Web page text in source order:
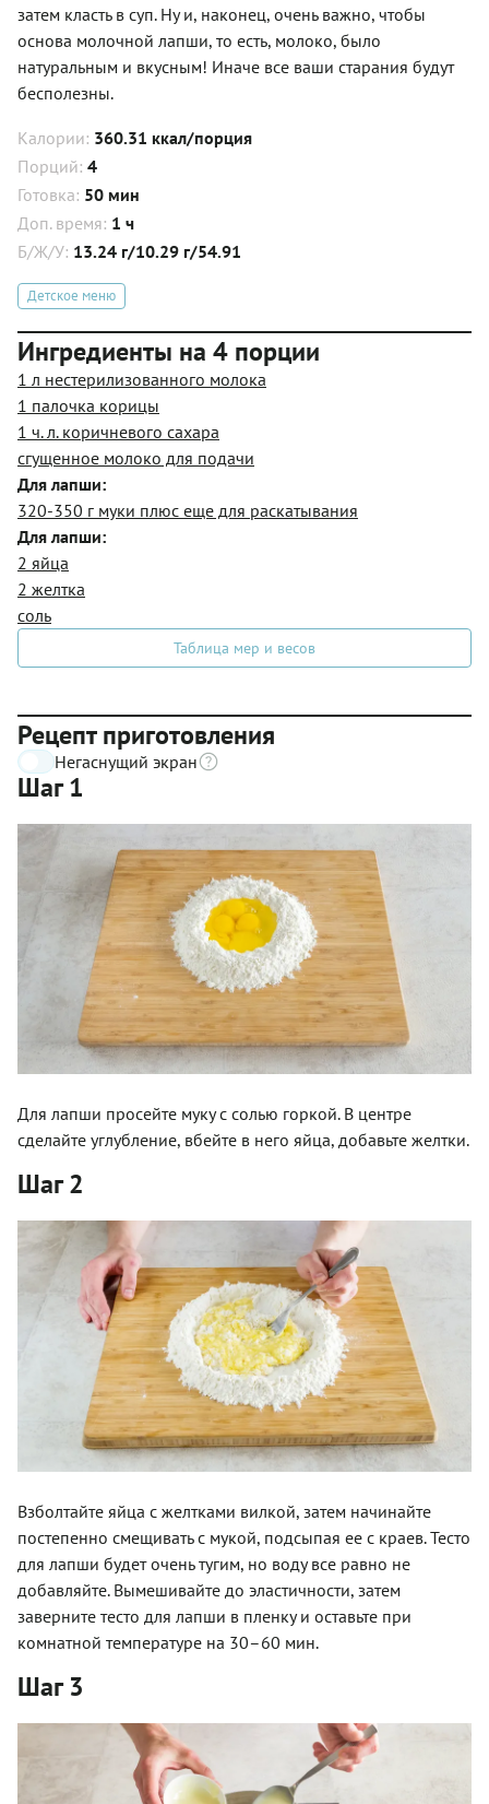
затем класть в суп. Ну и, наконец, очень важно, чтобы
основа молочной лапши, то есть, молоко, было
натуральным и вкусным! Иначе все ваши старания будут
бесполезны.
Калории: 360.31 ккал/порция
Порций: 4
Готовка: 50 мин
Доп. время: 1 ч
Б/Ж/У: 13.24 г/10.29 г/54.91
Детское меню
Ингредиенты на 4 порции
1 л нестерилизованного молока
1 палочка корицы
1 ч. л. коричневого сахара
сгущенное молоко для подачи
Для лапши:
320-350 г муки плюс еще для раскатывания
Для лапши:
2 яйца
2 желтка
соль
Таблица мер и весов
Рецепт приготовления
Негаснущий экран
Шаг 1
Для лапши просейте муку с солью горкой. В центре
сделайте углубление, вбейте в него яйца, добавьте желтки.
Шаг 2
Взболтайте яйца с желтками вилкой, затем начинайте
постепенно смещивать с мукой, подсыпая ее с краев. Тесто
для лапши будет очень тугим, но воду все равно не
добавляйте. Вымешивайте до эластичности, затем
заверните тесто для лапши в пленку и оставьте при
комнатной температуре на 30–60 мин.
Шаг 3